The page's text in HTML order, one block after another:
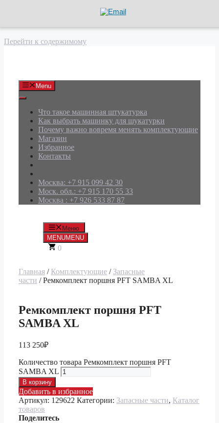
Перейти к содержимому
Menu
Что такое машинная штукатурка
Как выбрать машинку для шукатурки
Почему важно вовремя менять комплектующие
Магазин
Избранное
Контакты
Москва: +7 915 099 42 30
Моск. обл.: +7 915 170 55 33
Москва : +7 926 533 87 87
Меню
MENUMENU
0
Главная / Комплектующие / Запасные
части / Ремкомплект поршня PFT SAMBA XL
Ремкомплект поршня PFT
SAMBA XL
113 250₽
Количество товара Ремкомплект поршня PFT
SAMBA XL
В корзину
Добавить в избранное
Артикул: 129622 Категории: Запасные части, Каталог
товаров
Поделитесь